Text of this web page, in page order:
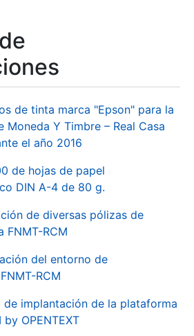
de tinta marca "Epson" para la
Moneda Y Timbre – Real Casa
el año 2016
de hojas de papel
DIN A-4 de 80 g.
de diversas pólizas de
FNMT-RCM
del entorno de
RCM
de implantación de la plataforma
OPENTEXT